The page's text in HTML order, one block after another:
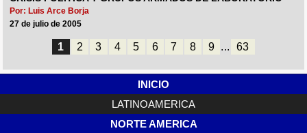
Por: Luis Arce Borja
27 de julio de 2005
1 2 3 4 5 6 7 8 9 ... 63
INICIO
LATINOAMERICA
NORTE AMERICA